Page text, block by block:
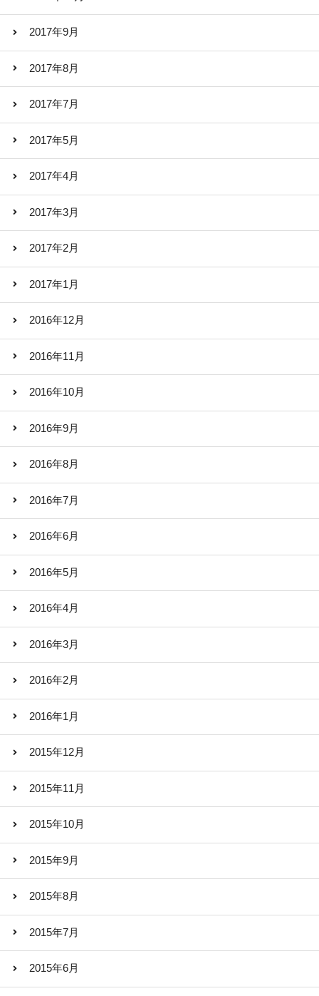
2017年9月
2017年8月
2017年7月
2017年5月
2017年4月
2017年3月
2017年2月
2017年1月
2016年12月
2016年11月
2016年10月
2016年9月
2016年8月
2016年7月
2016年6月
2016年5月
2016年4月
2016年3月
2016年2月
2016年1月
2015年12月
2015年11月
2015年10月
2015年9月
2015年8月
2015年7月
2015年6月